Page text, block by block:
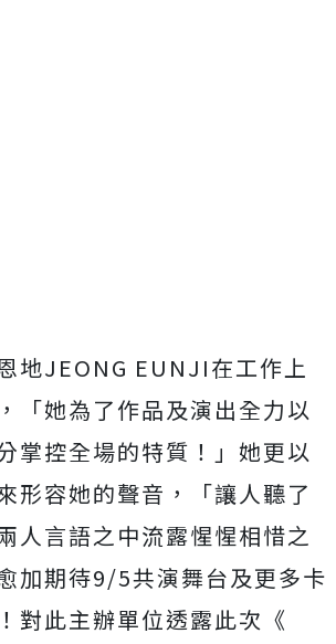
地JEONG EUNJI在工作上
「她為了作品及演出全力以
掌控全場的特質！」她更以
形容她的聲音，「讓人聽了
人言語之中流露惺惺相惜之
加期待9/5共演舞台及更多卡
對此主辦單位透露此次《